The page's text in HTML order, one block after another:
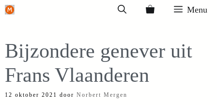
Ga
inhoud
Menu
Bijzondere genever uit
Frans Vlaanderen
12 oktober 2021 door Norbert Mergen